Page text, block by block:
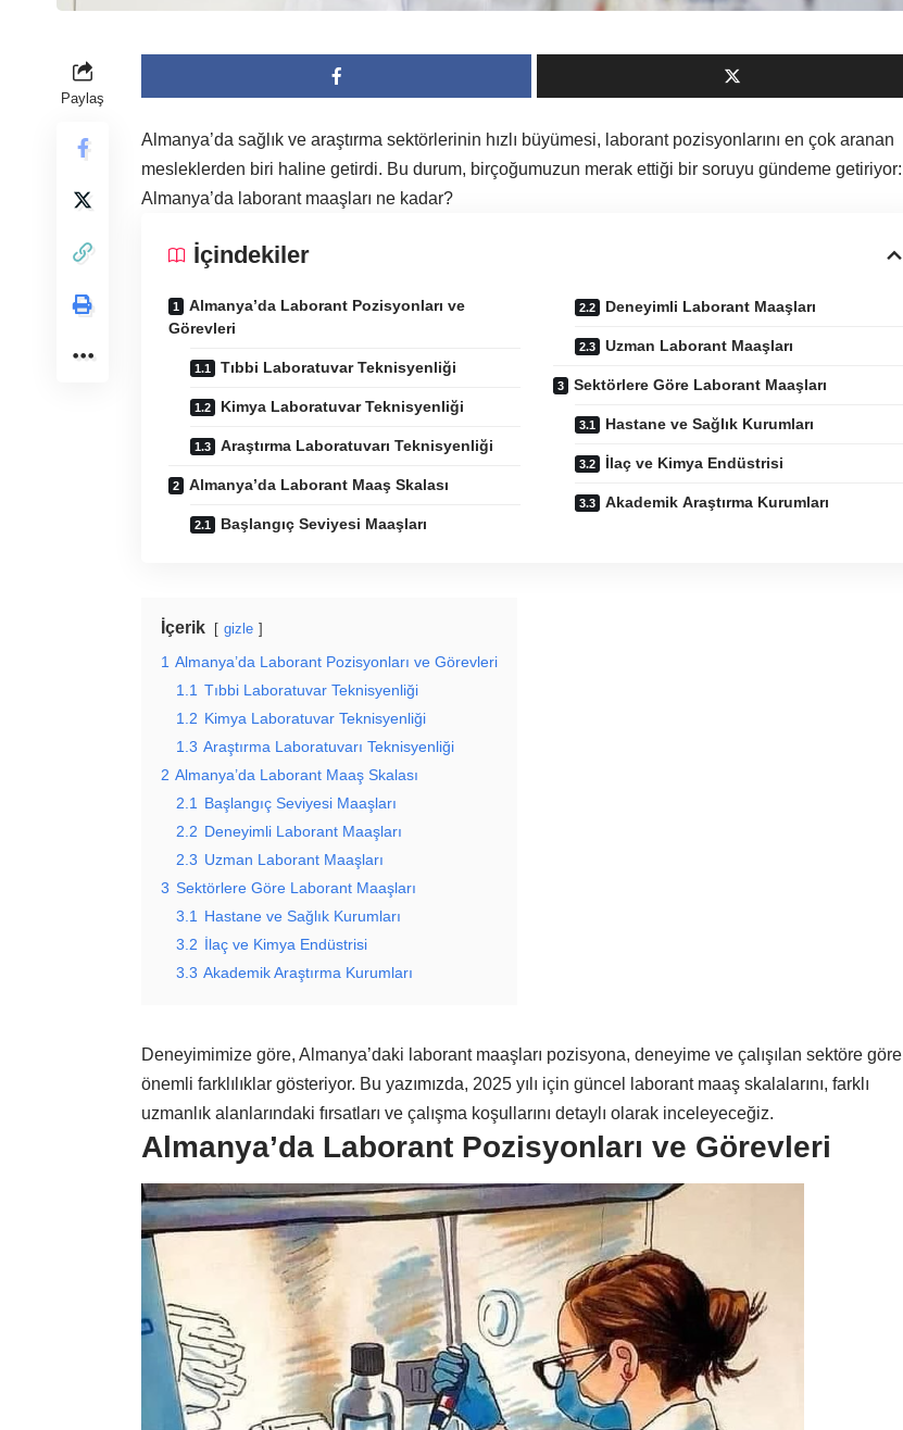
Paylaş
Almanya’da sağlık ve araştırma sektörlerinin hızlı büyümesi, laborant pozisyonlarını en çok aranan
mesleklerden biri haline getirdi. Bu durum, birçoğumuzun merak ettiği bir soruyu gündeme getiriyor:
Almanya’da laborant maaşları ne kadar?
İçindekiler
Almanya’da Laborant Pozisyonları ve
Görevleri
Tıbbi Laboratuvar Teknisyenliği
Kimya Laboratuvar Teknisyenliği
Araştırma Laboratuvarı Teknisyenliği
Almanya’da Laborant Maaş Skalası
Başlangıç Seviyesi Maaşları
Deneyimli Laborant Maaşları
Uzman Laborant Maaşları
Sektörlere Göre Laborant Maaşları
Hastane ve Sağlık Kurumları
İlaç ve Kimya Endüstrisi
Akademik Araştırma Kurumları
İçerik gizle
1 Almanya’da Laborant Pozisyonları ve Görevleri
1.1 Tıbbi Laboratuvar Teknisyenliği
1.2 Kimya Laboratuvar Teknisyenliği
1.3 Araştırma Laboratuvarı Teknisyenliği
2 Almanya’da Laborant Maaş Skalası
2.1
Başlangıç Seviyesi Maaşları
2.2 Deneyimli Laborant Maaşları
2.3 Uzman Laborant Maaşları
3 Sektörlere Göre Laborant Maaşları
3.1
Hastane ve Sağlık Kurumları
3.2 İlaç ve Kimya Endüstrisi
3.3 Akademik Araştırma Kurumları
Deneyimimize göre, Almanya’daki laborant maaşları pozisyona, deneyime ve çalışılan sektöre göre
önemli farklılıklar gösteriyor. Bu yazımızda, 2025 yılı için güncel laborant maaş skalalarını, farklı
uzmanlık alanlarındaki fırsatları ve çalışma koşullarını detaylı olarak inceleyeceğiz.
Almanya’da Laborant Pozisyonları ve Görevleri